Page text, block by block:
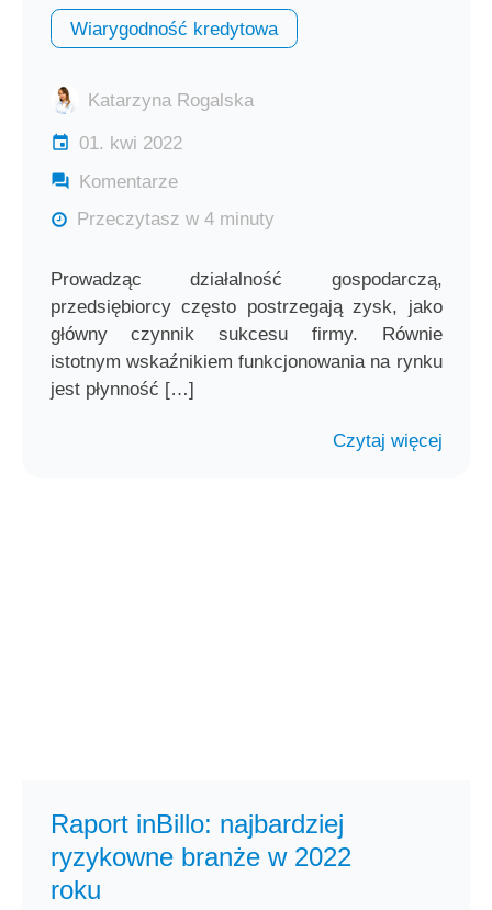
Wiarygodność kredytowa
Katarzyna Rogalska
01. kwi 2022
Komentarze
Przeczytasz w 4 minuty
Prowadząc działalność gospodarczą,
przedsiębiorcy często postrzegają zysk, jako
główny czynnik sukcesu firmy. Równie
istotnym wskaźnikiem funkcjonowania na rynku
jest płynność […]
Czytaj więcej
Raport inBillo: najbardziej
ryzykowne branże w 2022
roku